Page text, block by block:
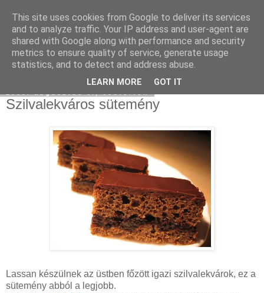
Moha Konyha
Szilvalekváros sütemény
Lassan készülnek az üstben főzött igazi szilvalekvárok, ez a
sütemény abból a legjobb.
This site uses cookies from Google to deliver its services
and to analyze traffic. Your IP address and user-agent are
shared with Google along with performance and security
metrics to ensure quality of service, generate usage
statistics, and to detect and address abuse.
LEARN MORE GOT IT